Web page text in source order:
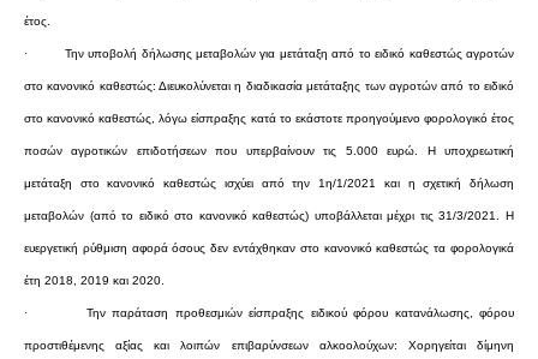
έτος.
· Την υποβολή δήλωσης μεταβολών για μετάταξη από το ειδικό καθεστώς αγροτών
στο κανονικό καθεστώς: Διευκολύνεται η διαδικασία μετάταξης των αγροτών από το ειδικό
στο κανονικό καθεστώς, λόγω είσπραξης κατά το εκάστοτε προηγούμενο φορολογικό έτος
ποσών αγροτικών επιδοτήσεων που υπερβαίνουν τις 5.000 ευρώ. Η υποχρεωτική
μετάταξη στο κανονικό καθεστώς ισχύει από την 1η/1/2021 και η σχετική δήλωση
μεταβολών (από το ειδικό στο κανονικό καθεστώς) υποβάλλεται μέχρι τις 31/3/2021. Η
ευεργετική ρύθμιση αφορά όσους δεν εντάχθηκαν στο κανονικό καθεστώς τα φορολογικά
έτη 2018, 2019 και 2020.
· Την παράταση προθεσμιών είσπραξης ειδικού φόρου κατανάλωσης, φόρου
προστιθέμενης αξίας και λοιπών επιβαρύνσεων αλκοολούχων: Χορηγείται δίμηνη